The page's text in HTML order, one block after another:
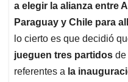
a elegir la alianza entre
Paraguay y Chile para
lo cierto es que decidió
jueguen tres partidos de
referentes a la